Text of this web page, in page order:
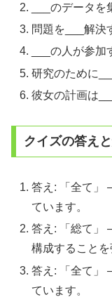
___のデータを
問題を___解決
___の人が参加
研究のために
彼女の計画は
クイズの答え
答え: 「全て」
ています。
答え: 「総て」
構成することを
答え: 「全て」
ています。